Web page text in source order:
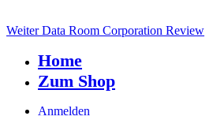
Weiter Data Room Corporation Review
Home
Zum Shop
Anmelden